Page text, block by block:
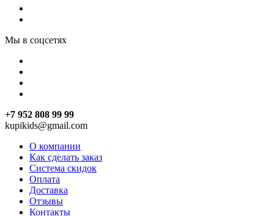
Мы в соцсетях
+7 952 808 99 99
kupikids@gmail.com
О компании
Как сделать заказ
Система скидок
Оплата
Доставка
Отзывы
Контакты